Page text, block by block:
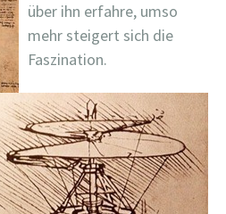
über ihn erfahre, umso
mehr steigert sich die
Faszination.